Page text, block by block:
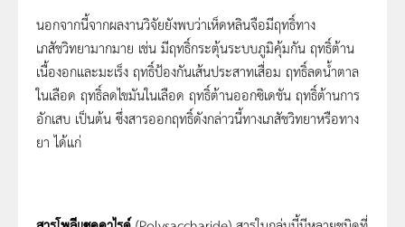
นอกจากนี้จากผลงานวิจัยยังพบว่าเห็ดหลินจือมีฤทธิ์ทาง
เภสัชวิทยามากมาย เช่น มีฤทธิ์กระตุ้นระบบภูมิคุ้มกัน ฤทธิ์ต้าน
เนื้องอกและมะเร็ง ฤทธิ์ป้องกันเส้นประสาทเสื่อม ฤทธิ์ลดน้ำตาล
ในเลือด ฤทธิ์ลดไขมันในเลือด ฤทธิ์ต้านออกซิเดชัน ฤทธิ์ต้านการ
อักเสบ เป็นต้น ซึ่งสารออกฤทธิ์ดังกล่าวนี้ทางเภสัชวิทยาหรือทาง
ยา ได้แก่